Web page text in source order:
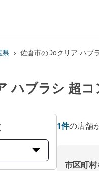
県 佐倉市のDoクリア ハブ
ハブラシ 超
1件の店舗
市区町村